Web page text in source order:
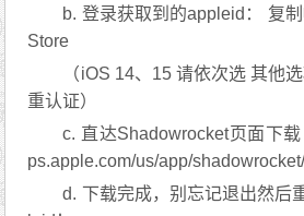
b. 登录获取到的appleid： 复
Store
（iOS 14、15 请依次选 其他
重认证）
c. 直达Shadowrocket页面下
ps.apple.com/us/app/
d. 下载完成，别忘记退出然后